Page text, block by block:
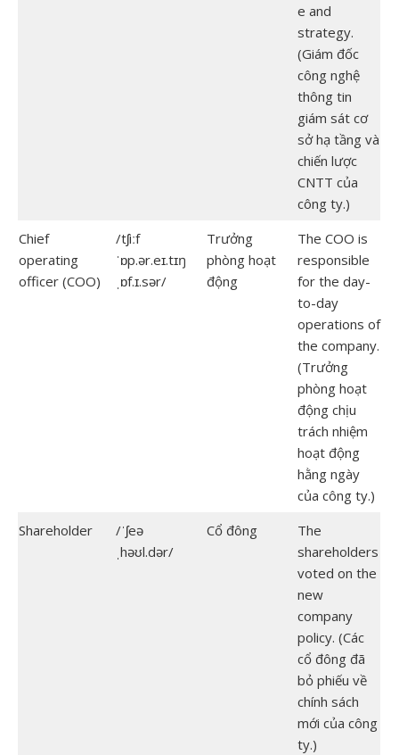
e and
strategy.
(Giám đốc
công nghệ
thông tin
giám sát cơ
sở hạ tầng và
chiến lược
CNTT của
công ty.)
Chief
operating
officer (COO)
/tʃiːf
ˈɒp.ər.eɪ.tɪŋ
ˌɒf.ɪ.sər/
Trưởng
phòng hoạt
động
The COO is
responsible
for the day-
to-day
operations of
the company.
(Trưởng
phòng hoạt
động chịu
trách nhiệm
hoạt động
hằng ngày
của công ty.)
Shareholder
/ˈʃeə
ˌhəʊl.dər/
Cổ đông
The
shareholders
voted on the
new
company
policy. (Các
cổ đông đã
bỏ phiếu về
chính sách
mới của công
ty.)